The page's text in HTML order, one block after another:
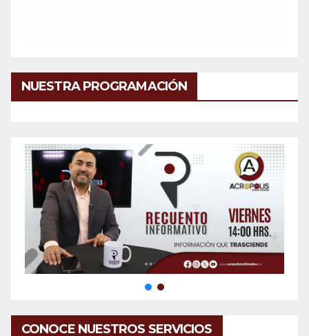
NUESTRA PROGRAMACIÓN
CONOCE NUESTROS SERVICIOS